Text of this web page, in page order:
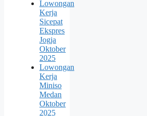
Lowongan
Kerja
Sicepat
Ekspres
Jogja
Oktober
2025
Lowongan
Kerja
Miniso
Medan
Oktober
2025